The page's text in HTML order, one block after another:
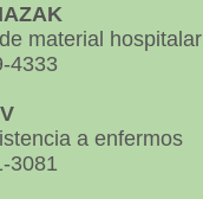
material hospitalar
4333
a enfermos
3081